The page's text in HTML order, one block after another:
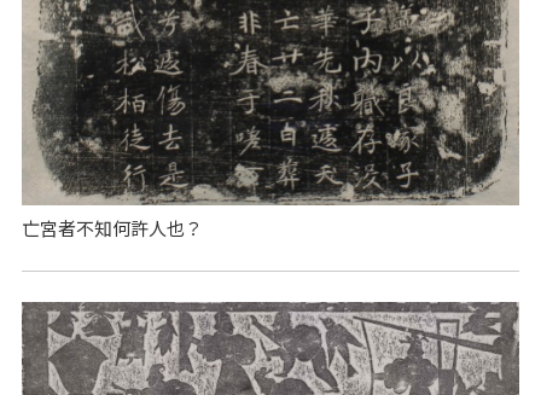
亡宮者不知何許人也？